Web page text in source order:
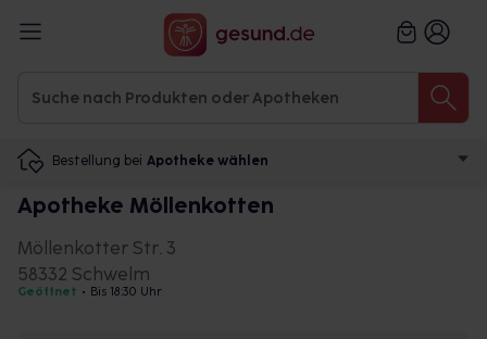
Bestellung bei Apotheke wählen
Apotheke Möllenkotten
Möllenkotter Str. 3
58332 Schwelm
Geöffnet • Bis 18:30 Uhr